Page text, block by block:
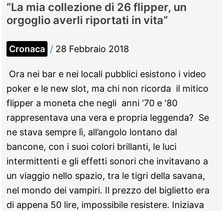
Al
“Peano”
manca
l’acqua,
tra
poco
incontro
tra
i
rappresentanti
d’istituto
e
la
Preside
“La mia collezione di 26 flipper, un
orgoglio averli riportati in vita”
Cronaca / 28 Febbraio 2018
Ora nei bar e nei locali pubblici esistono i video
poker e le new slot, ma chi non ricorda il mitico
flipper a moneta che negli anni ‘70 e ‘80
rappresentava una vera e propria leggenda? Se
ne stava sempre lì, all’angolo lontano dal
bancone, con i suoi colori brillanti, le luci
intermittenti e gli effetti sonori che invitavano a
un viaggio nello spazio, tra le tigri della savana,
nel mondo dei vampiri. Il prezzo del biglietto era
di appena 50 lire, impossibile resistere. Iniziava